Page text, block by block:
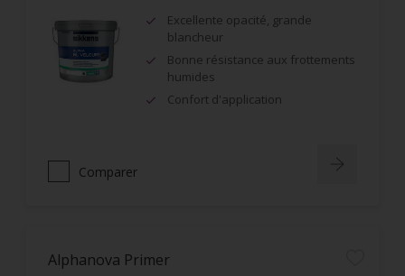
Excellente opacité, grande
blancheur
Bonne résistance aux frottements
humides
Confort d'application
Comparer
Alphanova Primer